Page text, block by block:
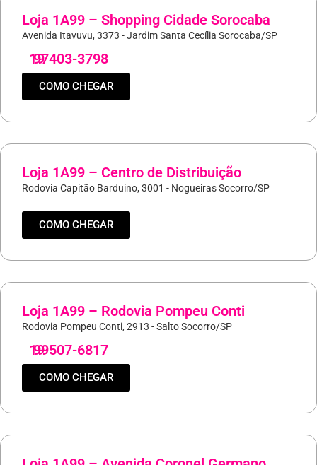
Loja 1A99 – Shopping Cidade Sorocaba
Avenida Itavuvu, 3373 - Jardim Santa Cecília Sorocaba/SP
19
97403-3798
COMO CHEGAR
Loja 1A99 – Centro de Distribuição
Rodovia Capitão Barduino, 3001 - Nogueiras Socorro/SP
COMO CHEGAR
Loja 1A99 – Rodovia Pompeu Conti
Rodovia Pompeu Conti, 2913 - Salto Socorro/SP
19
99507-6817
COMO CHEGAR